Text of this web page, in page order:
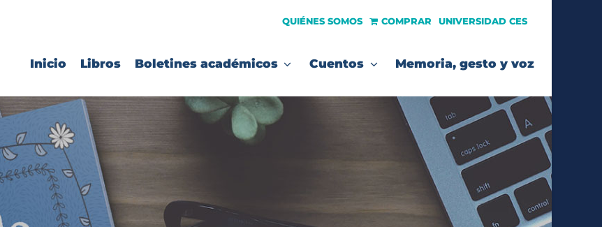
QUIÉNES SOMOS COMPRAR UNIVERSIDAD CES
Inicio Libros Boletines académicos Cuentos Memoria, gesto y voz